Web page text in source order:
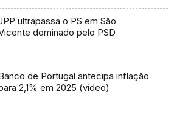
ultrapassa o PS em São
dominado pelo PSD
de Portugal antecipa inflação
2,1% em 2025 (vídeo)